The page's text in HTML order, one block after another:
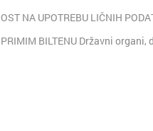
NA UPOTREBU LIČNIH
BILTENU Državni